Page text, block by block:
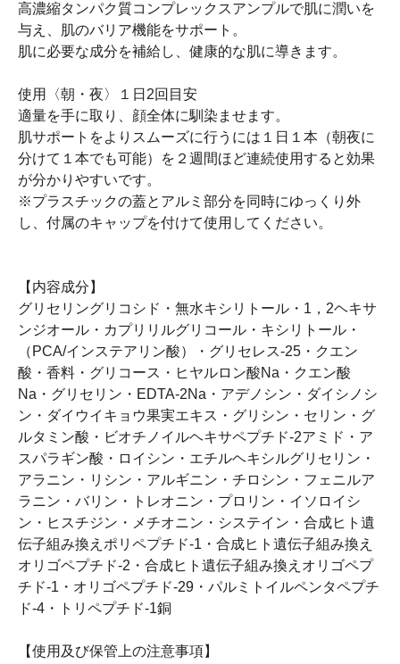
高濃縮タンパク質コンプレックスアンプルで肌に潤いを
与え、肌のバリア機能をサポート。
肌に必要な成分を補給し、健康的な肌に導きます。
使用〈朝・夜〉１日2回目安
適量を手に取り、顔全体に馴染ませます。
肌サポートをよりスムーズに行うには１日１本（朝夜に
分けて１本でも可能）を２週間ほど連続使用すると効果
が分かりやすいです。
※プラスチックの蓋とアルミ部分を同時にゆっくり外
し、付属のキャップを付けて使用してください。
【内容成分】
グリセリングリコシド・無水キシリトール・1，2ヘキサ
ンジオール・カプリリルグリコール・キシリトール・
（PCA/インステアリン酸）・グリセレス-25・クエン
酸・香料・グリコース・ヒヤルロン酸Na・クエン酸
Na・グリセリン・EDTA-2Na・アデノシン・ダイシノシ
ン・ダイウイキョウ果実エキス・グリシン・セリン・グ
ルタミン酸・ビオチノイルヘキサペプチド-2アミド・ア
スパラギン酸・ロイシン・エチルヘキシルグリセリン・
アラニン・リシン・アルギニン・チロシン・フェニルア
ラニン・バリン・トレオニン・プロリン・イソロイシ
ン・ヒスチジン・メチオニン・システイン・合成ヒト遺
伝子組み換えポリペプチド-1・合成ヒト遺伝子組み換え
オリゴペプチド-2・合成ヒト遺伝子組み換えオリゴペプ
チド-1・オリゴペプチド-29・パルミトイルペンタペプチ
ド-4・トリペプチド-1銅
【使用及び保管上の注意事項】